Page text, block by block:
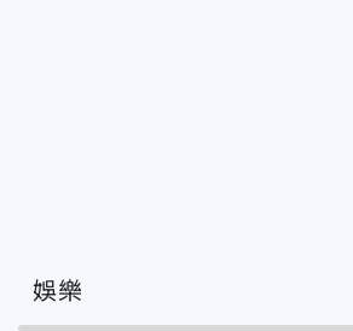
娛樂